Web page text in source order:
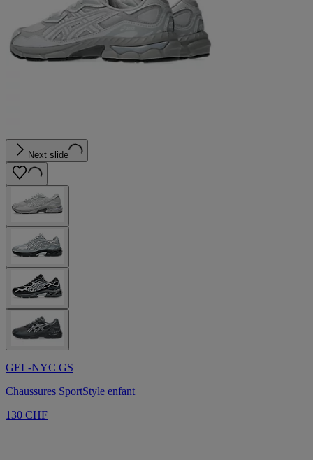
Next slide
GEL-NYC GS
Chaussures SportStyle enfant
130 CHF